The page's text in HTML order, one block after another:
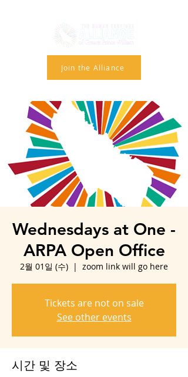
Join the Alliance
Wednesdays at One -
ARPA Open Office
2월 01일 (수)
  |
zoom link will go here
Tickets are not on sale
See other events
시간 및 장소